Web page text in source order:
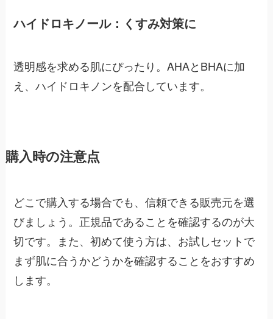
ハイドロキノール：くすみ対策に
透明感を求める肌にぴったり。AHAとBHAに加
え、ハイドロキノンを配合しています。
購入時の注意点
どこで購入する場合でも、信頼できる販売元を選
びましょう。正規品であることを確認するのが大
切です。また、初めて使う方は、お試しセットで
まず肌に合うかどうかを確認することをおすすめ
します。